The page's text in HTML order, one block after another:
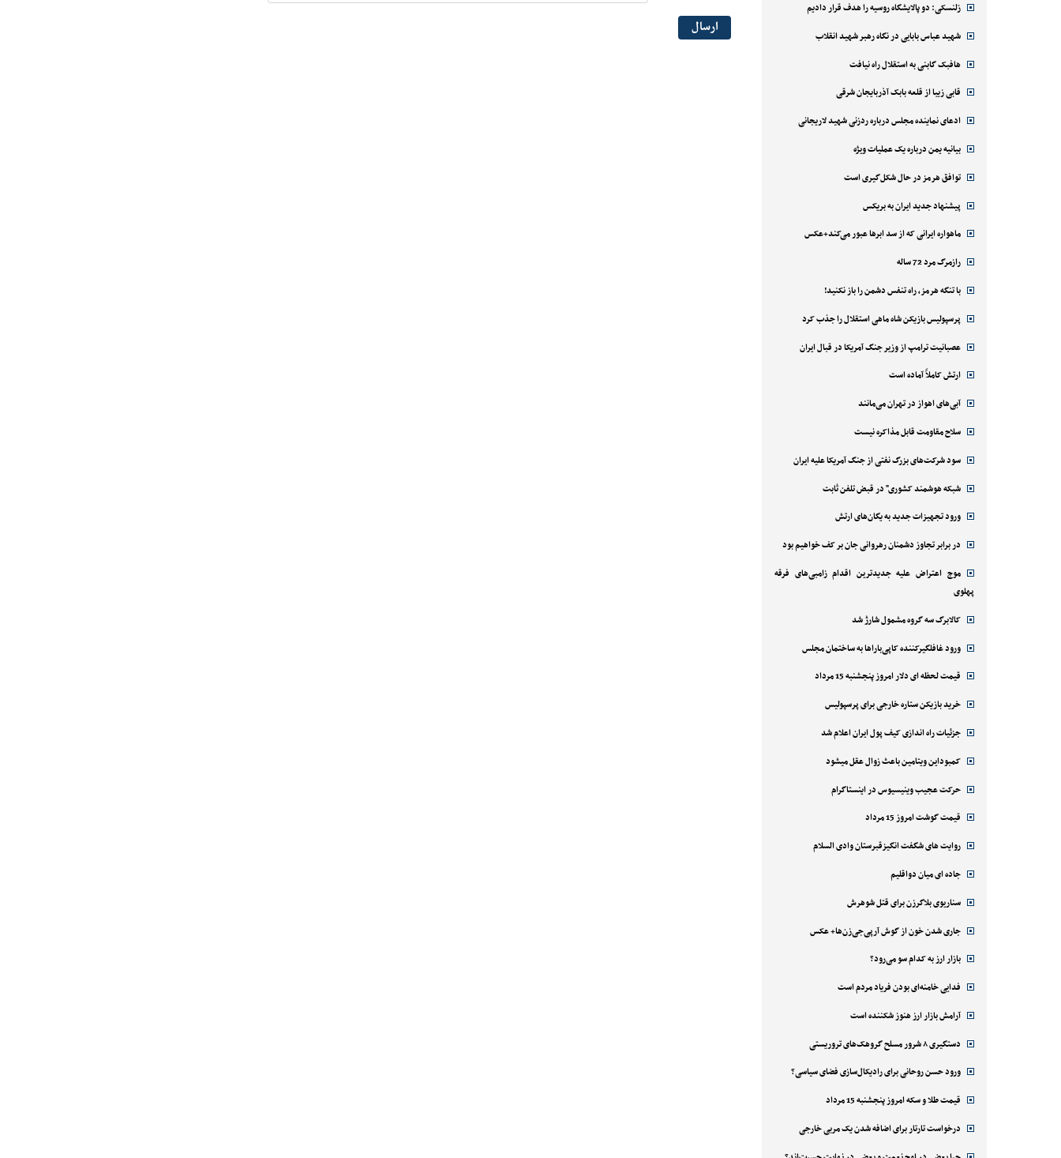
زلنسکی: دو پالایشگاه روسیه را هدف قرار دادیم
شهید عباس بابایی در نگاه رهبر شهید انقلاب
هافبک گابنی به استقلال راه نیافت
قابی زیبا از قلعه بابک آذربایجان شرقی
ادعای نماینده مجلس درباره ردزنی شهید لاریجانی
بیانیه یمن درباره یک عملیات ویژه
توافق هرمز در حال شکل‌گیری است
پیشنهاد جدید ایران به بریکس
ماهواره ایرانی که از سد ابرها عبور می‌کند+عکس
رازمرگ مرد 72 ساله
با تنگه هرمز، راه تنفس دشمن را باز نکنید!
پرسپولیس بازیکن شاه ماهی استقلال را جذب کرد
عصبانیت ترامپ از وزیر جنگ آمریکا در قبال ایران
ارتش کاملاً آماده است
آبی‌های اهواز در تهران می‌مانند
سلاح مقاومت قابل مذاکره نیست
سود شرکت‌های بزرگ نفتی از جنگ آمریکا علیه ایران
شبکه هوشمند کشوری" در قبض تلفن ثابت
ورود تجهیزات جدید به یگان‌های ارتش
در برابر تجاوز دشمنان رهروانی جان بر کف خواهیم بود
موج اعتراض علیه جدیدترین اقدام زامبی‌های فرقه
پهلوی
کالابرگ سه گروه مشمول شارژ شد
ورود غافلگیرکننده کاپی‌باراها به ساختمان مجلس
قیمت لحظه ای دلار امروز پنجشنبه 15 مرداد
خرید بازیکن ستاره خارجی برای پرسپولیس
جزئیات راه اندازی کیف پول ایران اعلام شد
کمبوداین ویتامین باعث زوال عقل میشود
حرکت عجیب وینیسیوس در اینستاگرام
قیمت گوشت امروز 15 مرداد
روایت های شگفت انگیزقبرستان وادی السلام
جاده ای میان دواقلیم
سناریوی بلاگرزن برای قتل شوهرش
جاری شدن خون از گوش آرپی‌جی‌زن‌ها+ عکس
بازار ارز به کدام سو می‌رود؟
فدایی خامنه‌ای بودن فریاد مردم است
آرامش بازار ارز هنوز شکننده است
دستگیری ۸ شرور مسلح گروهک‌های تروریستی
ورود حسن روحانی برای رادیکال‌سازی فضای سیاسی؟
قیمت طلا و سکه امروز پنجشنبه 15 مرداد
درخواست تارتار برای اضافه شدن یک مربی خارجی
ارسال